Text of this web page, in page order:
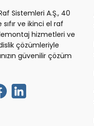
Sistemleri A.Ş., 40
sıfır ve ikinci el raf
hizmetleri ve
çözümleriyle
güvenilir çözüm